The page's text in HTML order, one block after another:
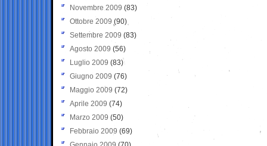
Novembre 2009 (83)
Ottobre 2009 (90)
Settembre 2009 (83)
Agosto 2009 (56)
Luglio 2009 (83)
Giugno 2009 (76)
Maggio 2009 (72)
Aprile 2009 (74)
Marzo 2009 (50)
Febbraio 2009 (69)